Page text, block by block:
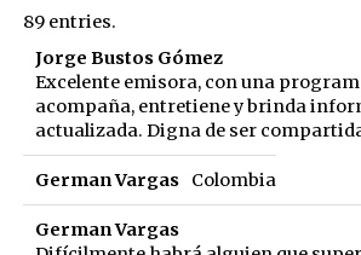
89 entries.
Jorge Bustos Gómez
Excelente emisora, con una
acompaña, entretiene y brinda
actualizada. Digna de ser
German Vargas Colombia
German Vargas